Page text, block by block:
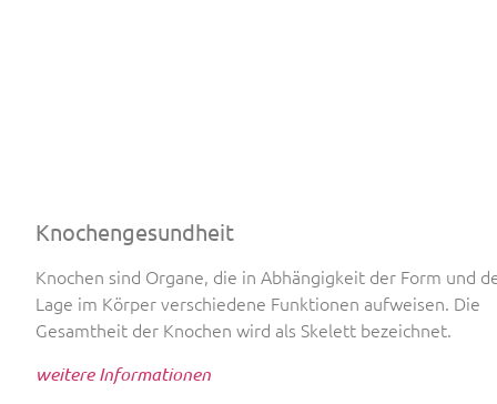
Knochengesundheit
Knochen sind Organe, die in Abhängigkeit der Form und
Lage im Körper verschiedene Funktionen aufweisen. Die
Gesamtheit der Knochen wird als Skelett bezeichnet.
weitere Informationen